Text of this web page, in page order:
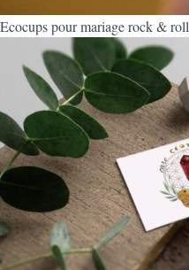
Ecocups pour mariage rock & roll